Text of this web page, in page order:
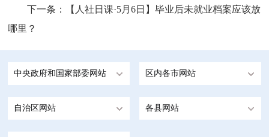
下一条：
【人社日课·5月6日】毕业后未就业档案应该放
哪里？
中央政府和国家部委网站 区内各市网站
自治区网站 各县网站